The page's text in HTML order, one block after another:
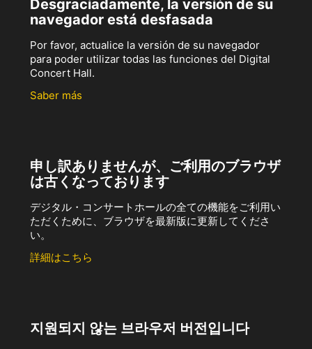
Desgraciadamente, la versión de su
navegador está desfasada
Por favor, actualice la versión de su navegador
para poder utilizar todas las funciones del Digital
Concert Hall.
Saber más
申し訳ありませんが、ご利用のブラウザ
は古くなっております
デジタル・コンサートホールの全ての機能をご利用い
ただくために、ブラウザを最新版に更新してくださ
い。
詳細はこちら
지원되지 않는 브라우저 버전입니다